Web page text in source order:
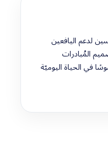
لدعم اليافعين
المُبادرات
في الحياة اليوميّة